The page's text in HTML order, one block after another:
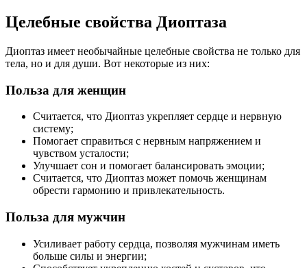
Целебные свойства Диоптаза
Диоптаз имеет необычайные целебные свойства не только для
тела, но и для души. Вот некоторые из них:
Польза для женщин
Считается, что Диоптаз укрепляет сердце и нервную
систему;
Помогает справиться с нервным напряжением и
чувством усталости;
Улучшает сон и помогает балансировать эмоции;
Считается, что Диоптаз может помочь женщинам
обрести гармонию и привлекательность.
Польза для мужчин
Усиливает работу сердца, позволяя мужчинам иметь
больше силы и энергии;